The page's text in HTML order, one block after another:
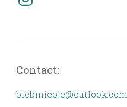
Contact:
biebmiepje@outlook.com